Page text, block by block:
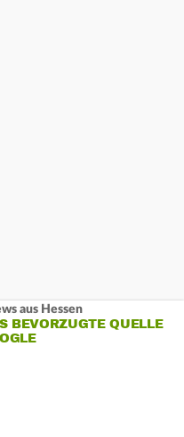
aus Hessen
BEVORZUGTE QUELLE